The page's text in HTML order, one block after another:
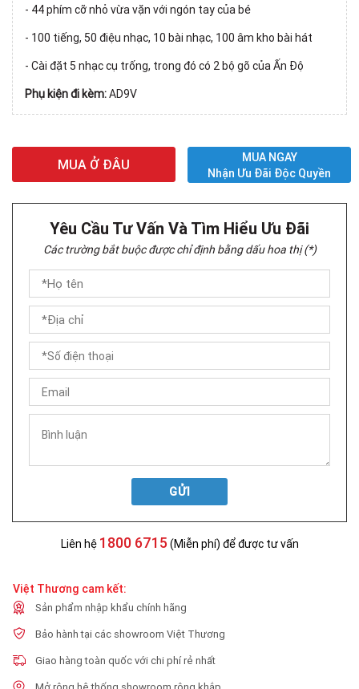
- 44 phím cỡ nhỏ vừa vặn với ngón tay của bé
- 100 tiếng, 50 điệu nhạc, 10 bài nhạc, 100 âm kho bài hát
- Cài đặt 5 nhạc cụ trống, trong đó có 2 bộ gõ của Ấn Độ
Phụ kiện đi kèm:AD9V
MUA Ở ĐÂU
MUA NGAY
Nhận Ưu Đãi Độc Quyền
Yêu Cầu Tư Vấn Và Tìm Hiểu Ưu Đãi
Các trường bắt buộc được chỉ định bằng dấu hoa thị (*)
GỬI
Liên hệ 1800 6715 (Miễn phí) để được tư vấn
Việt Thương cam kết:
Sản phẩm nhập khẩu chính hãng
Bảo hành tại các showroom Việt Thương
Giao hàng toàn quốc với chi phí rẻ nhất